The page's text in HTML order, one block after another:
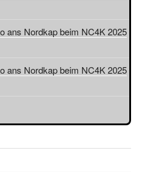
ans Nordkap beim NC4K 2025
ans Nordkap beim NC4K 2025